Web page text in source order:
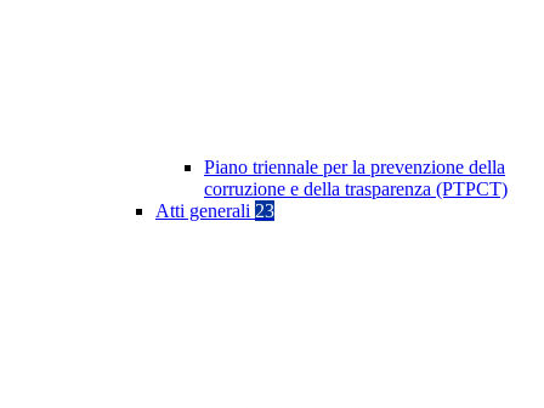
Piano triennale per la prevenzione della
corruzione e della trasparenza (PTPCT)
Atti generali 23